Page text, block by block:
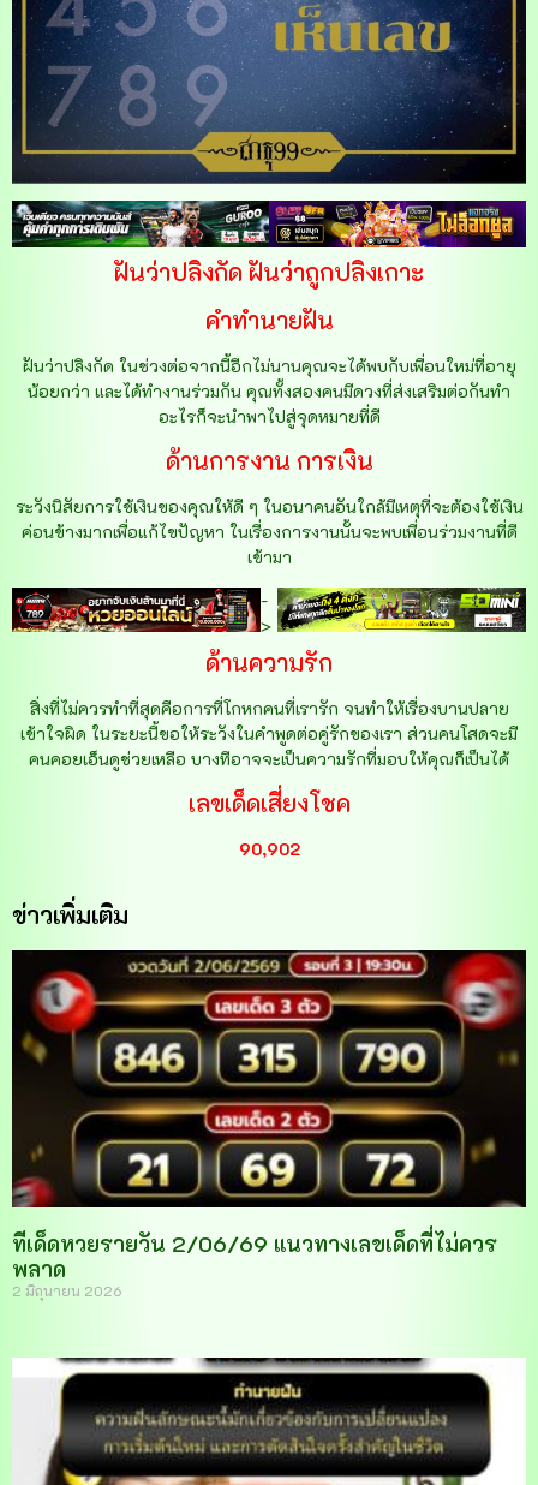
ฝันว่าปลิงกัด ฝันว่าถูกปลิงเกาะ
คำทำนายฝัน
ฝันว่าปลิงกัด ในช่วงต่อจากนี้อีกไม่นานคุณจะได้พบกับเพื่อนใหม่ที่อายุ
น้อยกว่า และได้ทำงานร่วมกัน คุณทั้งสองคนมีดวงที่ส่งเสริมต่อกันทำ
อะไรก็จะนำพาไปสู่จุดหมายที่ดี
ด้านการงาน การเงิน
ระวังนิสัยการใช้เงินของคุณให้ดี ๆ ในอนาคนอันใกล้มีเหตุที่จะต้องใช้เงิน
ค่อนข้างมากเพื่อแก้ไขปัญหา ในเรื่องการงานนั้นจะพบเพื่อนร่วมงานที่ดี
เข้ามา
-
>
ด้านความรัก
สิ่งที่ไม่ควรทำที่สุดคือการที่โกหกคนที่เรารัก จนทำให้เรื่องบานปลาย
เข้าใจผิด ในระยะนี้ขอให้ระวังในคำพูดต่อคู่รักของเรา ส่วนคนโสดจะมี
คนคอยเอ็นดูช่วยเหลือ บางทีอาจจะเป็นความรักที่มอบให้คุณก็เป็นได้
เลขเด็ดเสี่ยงโชค
90,902
ข่าวเพิ่มเติม
ทีเด็ดหวยรายวัน 2/06/69 แนวทางเลขเด็ดที่ไม่ควร
พลาด
2 มิถุนายน 2026